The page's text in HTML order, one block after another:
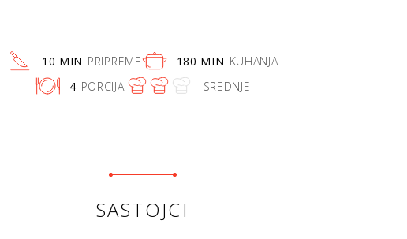
10 MIN PRIPREME 180 MIN KUHANJA
4 PORCIJA SREDNJE
SASTOJCI